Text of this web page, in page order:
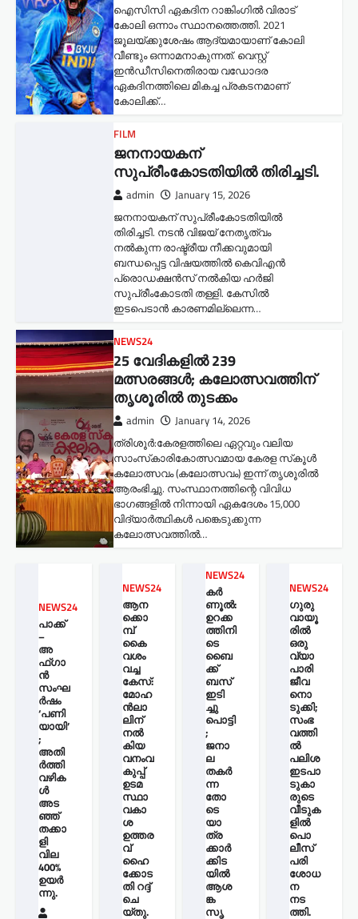
ഐസിസി ഏകദിന റാങ്കിംഗിൽ വിരാട്
കോലി ഒന്നാം സ്ഥാനത്തെത്തി. 2021
ജൂലയ്ക്കുശേഷം ആദ്യമായാണ് കോലി
വീണ്ടും ഒന്നാമനാകുന്നത്. വെസ്റ്റ്
ഇൻഡീസിനെതിരായ വഡോദര
ഏകദിനത്തിലെ മികച്ച പ്രകടനമാണ്
കോലിക്ക്…
FILM
ജനനായകന്
സുപ്രീംകോടതിയില്‍ തിരിച്ചടി.
admin January 15, 2026
ജനനായകന് സുപ്രീംകോടതിയില്‍
തിരിച്ചടി. നടൻ വിജയ് നേതൃത്വം
നൽകുന്ന രാഷ്ട്രീയ നീക്കവുമായി
ബന്ധപ്പെട്ട വിഷയത്തിൽ കെവിഎൻ
പ്രൊഡക്ഷൻസ് നൽകിയ ഹർജി
സുപ്രീംകോടതി തള്ളി. കേസിൽ
ഇടപെടാൻ കാരണമില്ലെന്ന…
NEWS24
25 വേദികളിൽ 239
മത്സരങ്ങൾ; കലോത്സവത്തിന്
തൃശൂരിൽ തുടക്കം
admin January 14, 2026
ത്രിശൂർ:കേരളത്തിലെ ഏറ്റവും വലിയ
സാംസ്‌കാരികോത്സവമായ കേരള സ്‌കൂൾ
കലോത്സവം (കലോത്സവം) ഇന്ന് തൃശൂരിൽ
ആരംഭിച്ചു. സംസ്ഥാനത്തിന്റെ വിവിധ
ഭാഗങ്ങളിൽ നിന്നായി ഏകദേശം 15,000
വിദ്യാർത്ഥികൾ പങ്കെടുക്കുന്ന
കലോത്സവത്തിൽ…
NEWS24
പാക്ക്
–
അ
ഫ്ഗാ
ൻ
സംഘ
ർഷം
‘പണി
യായി’
;
അതി
ർത്തി
വഴിക
ൾ
അട
ഞ്ഞ്
തക്കാ
ളി
വില
400%
ഉയർ
ന്നു.
NEWS24
ആന
ക്കൊ
മ്പ്
കൈ
വശം
വച്ച
കേസ്:
മോഹ
ന്‍ലാ
ലിന്
നൽ
കിയ
വനംവ
കുപ്പ്
ഉടമ
സ്ഥാ
വകാ
ശ
ഉത്തര
വ്
ഹൈ
ക്കോട
തി റദ്ദ്
ചെ
യ്തു.
NEWS24
കർ
ണൂൽ:
ഉറക്ക
ത്തിനി
ടെ
ബൈ
ക്ക്
ബസ്
ഇടി
ച്ചു
പൊട്ടി
;
ജനാ
ല
തകർ
ന്ന
തോ
ടെ
യാ
ത്ര
ക്കാർ
ക്കിട
യിൽ
ആശ
ങ്ക
സൃ
NEWS24
ഗുരു
വായൂ
രില്‍
ഒരു
വ്യാ
പാരി
ജീവ
നൊ
ടുക്കി;
സംഭ
വത്തി
ല്‍
പലിശ
ഇടപാ
ടുകാ
രുടെ
വീടുക
ളില്‍
പൊ
ലീസ്
പരി
ശോധ
ന
നട
ത്തി.